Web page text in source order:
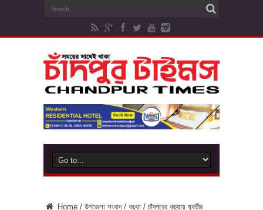
Home / উপজেলা সংবাদ / কচুয়া / চাঁদপুরের কচুয়ায় যুবতীর